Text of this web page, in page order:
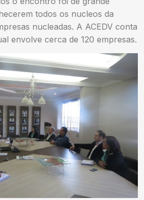
todos os nucleos da
nucleadas. A ACEDV conta
envolve cerca de 120 empresas.